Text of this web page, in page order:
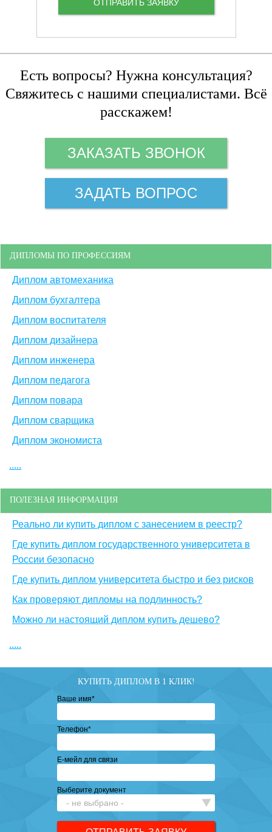
Есть вопросы? Нужна консультация?
Свяжитесь с нашими специалистами. Всё
расскажем!
ЗАКАЗАТЬ ЗВОНОК
ЗАДАТЬ ВОПРОС
ДИПЛОМЫ ПО ПРОФЕССИЯМ
Диплом автомеханика
Диплом бухгалтера
Диплом воспитателя
Диплом дизайнера
Диплом инженера
Диплом педагога
Диплом повара
Диплом сварщика
Диплом экономиста
.....
ПОЛЕЗНАЯ ИНФОРМАЦИЯ
Реально ли купить диплом с занесением в реестр?
Где купить диплом государственного университета в
России безопасно
Где купить диплом университета быстро и без рисков
Как проверяют дипломы на подлинность?
Можно ли настоящий диплом купить дешево?
.....
КУПИТЬ ДИПЛОМ В 1 КЛИК!
Ваше имя*
Телефон*
Е-мейл для связи
Выберите документ